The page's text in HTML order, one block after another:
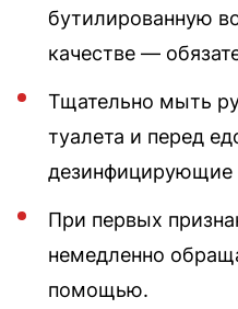
бутилированную
качестве —
Тщательно мыть
туалета и перед
дезинфицирующие
При первых
немедленно
помощью.